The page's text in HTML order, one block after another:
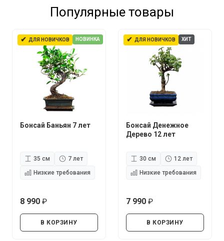
Популярные товары
✔ ДЛЯ НОВИЧКОВ НОВИНКА
Бонсай Баньян 7 лет
35 см
7 лет
Низкие требования
8 990
В КОРЗИНУ
✔ ДЛЯ НОВИЧКОВ ХИТ
Бонсай Денежное
Дерево 12 лет
30 см
12 лет
Низкие требования
7 990
В КОРЗИНУ